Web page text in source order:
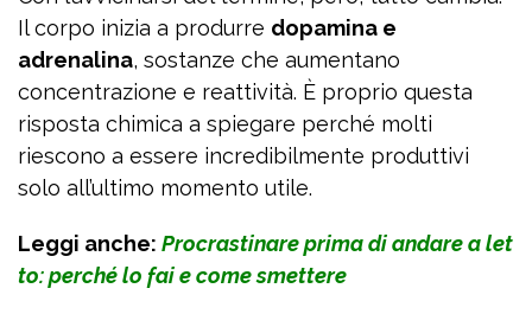
Il corpo inizia a produrre dopamina e
adrenalina, sostanze che aumentano
concentrazione e reattività. È proprio questa
risposta chimica a spiegare perché molti
riescono a essere incredibilmente produttivi
solo all’ultimo momento utile.
Leggi anche: Procrastinare prima di andare a let
to: perché lo fai e come smettere